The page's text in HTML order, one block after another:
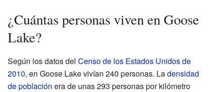
¿Cuántas personas viven en Goose
Lake?
Según los datos del Censo de los Estados Unidos de
2010, en Goose Lake vivían 240 personas. Ladensidad
de población era de unas 293 personas por kilómetro